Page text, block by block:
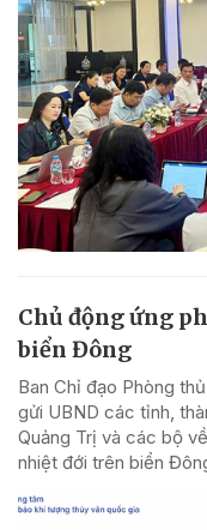
Chủ động ứng
biển Đông
Ban Chỉ đạo Phòng
gửi UBND các tỉnh,
Quảng Trị và các bộ
nhiệt đới trên biển